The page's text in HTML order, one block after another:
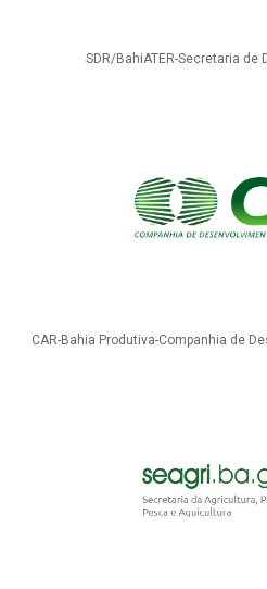
SDR/BahiATER-Secretaria de
CAR-Bahia Produtiva-Companhia de